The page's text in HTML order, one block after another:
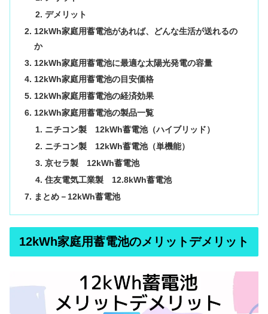
デメリット
12kWh家庭用蓄電池があれば、どんな生活が送れるの
か
12kWh家庭用蓄電池に最適な太陽光発電の容量
12kWh家庭用蓄電池の目安価格
12kWh家庭用蓄電池の経済効果
12kWh家庭用蓄電池の製品一覧
ニチコン製 12kWh蓄電池（ハイブリッド）
ニチコン製 12kWh蓄電池（単機能）
京セラ製 12kWh蓄電池
住友電気工業製 12.8kWh蓄電池
まとめ－12kWh蓄電池
12kWh家庭用蓄電池のメリットデメリット